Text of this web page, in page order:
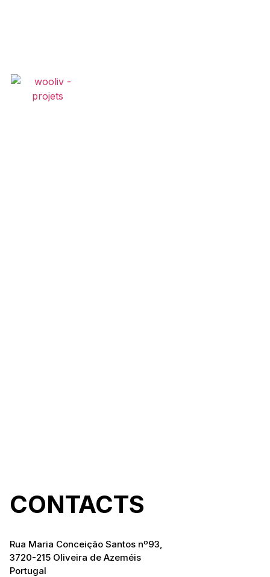
CONTACTS
Rua Maria Conceição Santos nº93,
3720-215 Oliveira de Azeméis
Portugal